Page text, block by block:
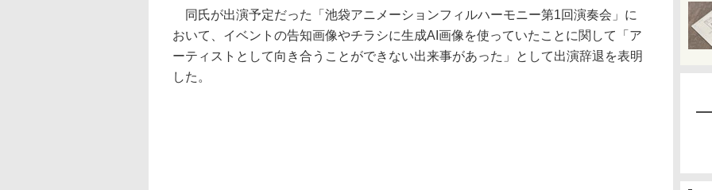
同氏が出演予定だった「池袋アニメーションフィルハーモニー第1回演奏会」に
おいて、イベントの告知画像やチラシに生成AI画像を使っていたことに関して「ア
ーティストとして向き合うことができない出来事があった」として出演辞退を表明
した。